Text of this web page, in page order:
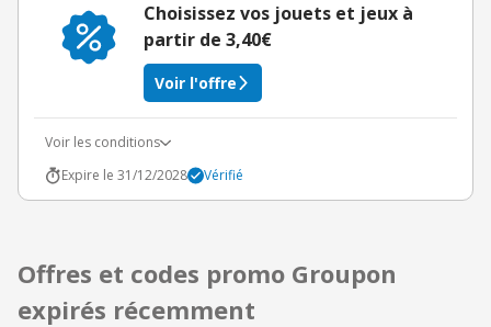
Choisissez vos jouets et jeux à
partir de 3,40€
Voir l'offre
Voir les conditions
Expire le 31/12/2028
Vérifié
Offres et codes promo Groupon
expirés récemment